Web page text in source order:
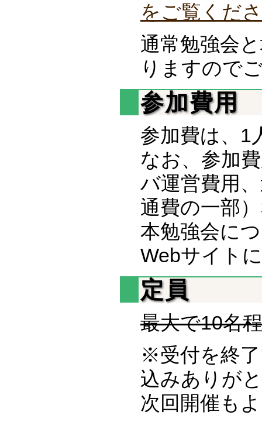
をご覧くだ
通常勉強会
りますので
参加費用
参加費は、1
なお、参加
バ運営費用
通費の一部
本勉強会に
Webサイト
定員
最大で10名
※受付を終
込みありが
次回開催も